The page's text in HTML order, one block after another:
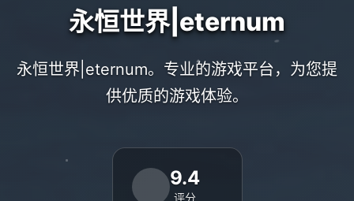
永恒世界|eternum
永恒世界|eternum。专业的游戏平台，为您提
供优质的游戏体验。
9.4
评分